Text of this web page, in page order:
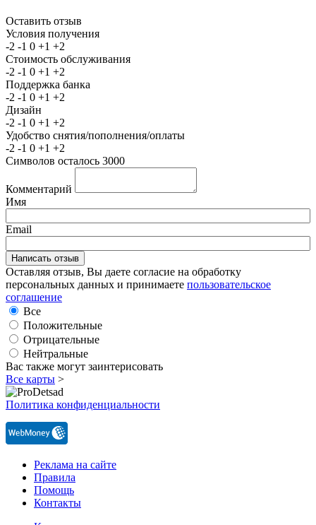
Оставить отзыв
Условия получения
-2 -1 0 +1 +2
Стоимость обслуживания
-2 -1 0 +1 +2
Поддержка банка
-2 -1 0 +1 +2
Дизайн
-2 -1 0 +1 +2
Удобство снятия/пополнения/оплаты
-2 -1 0 +1 +2
Символов осталось 3000
Комментарий
Имя
Email
Оставляя отзыв, Вы даете согласие на обработку
персональных данных и принимаете пользовательское
соглашение
Все
Положительные
Отрицательные
Нейтральные
Вас также могут заинтерисовать
Все карты >
Политика конфиденциальности
Реклама на сайте
Правила
Помощь
Контакты